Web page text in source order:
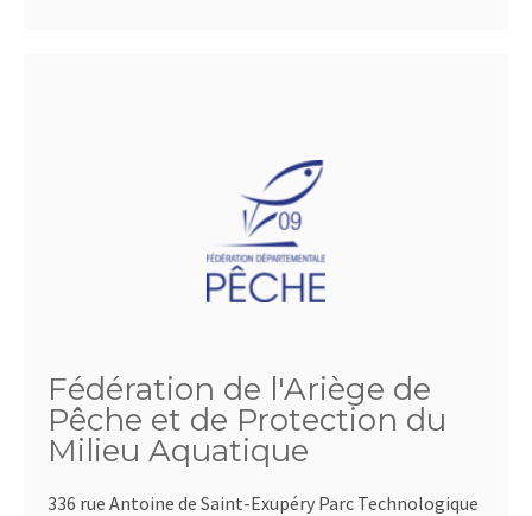
Fédération de l'Ariège de
Pêche et de Protection du
Milieu Aquatique
336 rue Antoine de Saint-Exupéry Parc Technologique